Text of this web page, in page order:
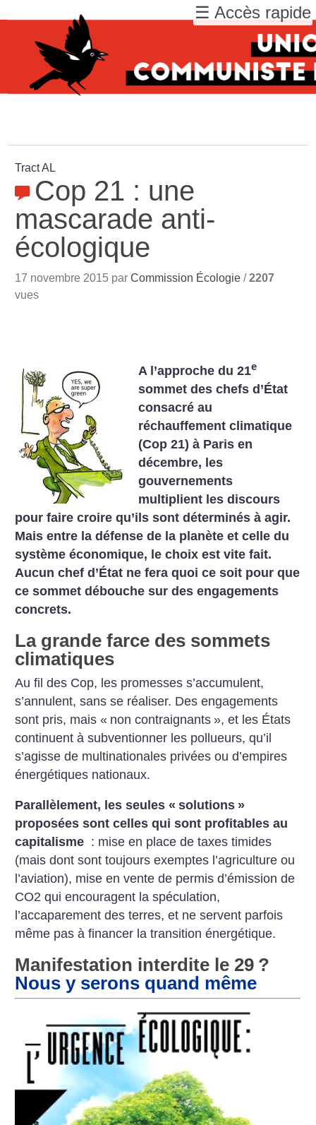
Tract AL
Cop 21 : une
mascarade anti-
écologique
17 novembre 2015 parCommission Écologie /2207
vues
A l’approche du 21e
sommet des chefs d’État
consacré au
réchauffement climatique
(Cop 21) à Paris en
décembre, les
gouvernements
multiplient les discours
pour faire croire qu’ils sont déterminés à agir.
Mais entre la défense de la planète et celle du
système économique, le choix est vite fait.
Aucun chef d’État ne fera quoi ce soit pour que
ce sommet débouche sur des engagements
concrets.
La grande farce des sommets
climatiques
Au fil des Cop, les promesses s’accumulent,
s’annulent, sans se réaliser. Des engagements
sont pris, mais « non contraignants », et les États
continuent à subventionner les pollueurs, qu’il
s’agisse de multinationales privées ou d’empires
énergétiques nationaux.
Parallèlement, les seules « solutions »
proposées sont celles qui sont profitables au
capitalisme : mise en place de taxes timides
(mais dont sont toujours exemptes l’agriculture ou
l’aviation), mise en vente de permis d’émission de
CO2 qui encouragent la spéculation,
l’accaparement des terres, et ne servent parfois
même pas à financer la transition énergétique.
Manifestation interdite le 29 ?
Nous y serons quand même
☰ Accès rapide